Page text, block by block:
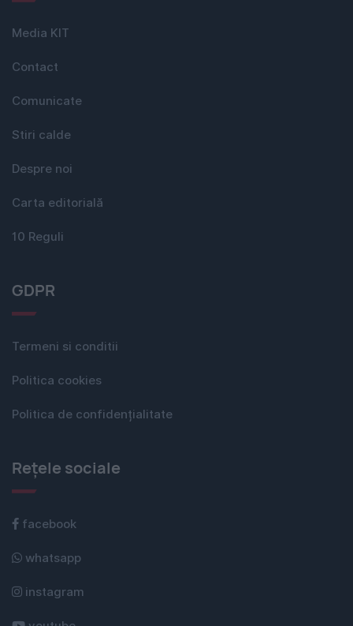
Media KIT
Contact
Comunicate
Stiri calde
Despre noi
Carta editorială
10 Reguli
GDPR
Termeni si conditii
Politica cookies
Politica de confidențialitate
Rețele sociale
facebook
whatsapp
instagram